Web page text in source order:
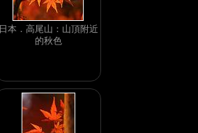
日本．高尾山：山頂附近
的秋色